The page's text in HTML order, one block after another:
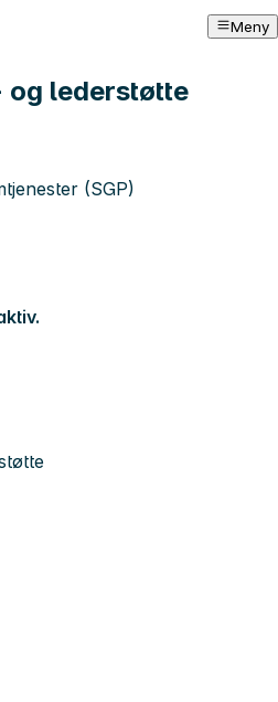
Meny
og lederstøtte
(SGP)